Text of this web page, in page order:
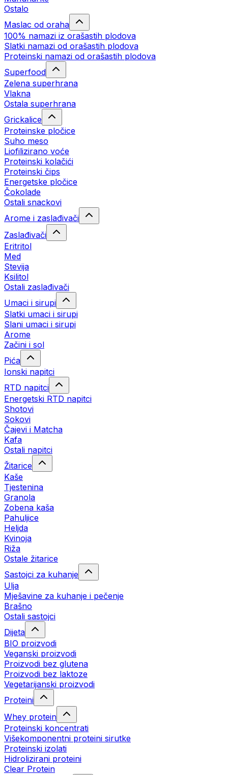
Ostalo
Maslac od oraha
100% namazi iz orašastih plodova
Slatki namazi od orašastih plodova
Proteinski namazi od orašastih plodova
Superfood
Zelena superhrana
Vlakna
Ostala superhrana
Grickalice
Proteinske pločice
Suho meso
Liofilizirano voće
Proteinski kolačići
Proteinski čips
Energetske pločice
Čokolade
Ostali snackovi
Arome i zaslađivači
Zaslađivači
Eritritol
Med
Stevija
Ksilitol
Ostali zaslađivači
Umaci i sirupi
Slatki umaci i sirupi
Slani umaci i sirupi
Arome
Začini i sol
Pića
Ionski napitci
RTD napitci
Energetski RTD napitci
Shotovi
Sokovi
Čajevi i Matcha
Kafa
Ostali napitci
Žitarice
Kaše
Tjestenina
Granola
Zobena kaša
Pahuljice
Heljda
Kvinoja
Riža
Ostale žitarice
Sastojci za kuhanje
Ulja
Mješavine za kuhanje i pečenje
Brašno
Ostali sastojci
Dijeta
BIO proizvodi
Veganski proizvodi
Proizvodi bez glutena
Proizvodi bez laktoze
Vegetarijanski proizvodi
Proteini
Whey protein
Proteinski koncentrati
Višekomponentni proteini sirutke
Proteinski izolati
Hidrolizirani proteini
Clear Protein